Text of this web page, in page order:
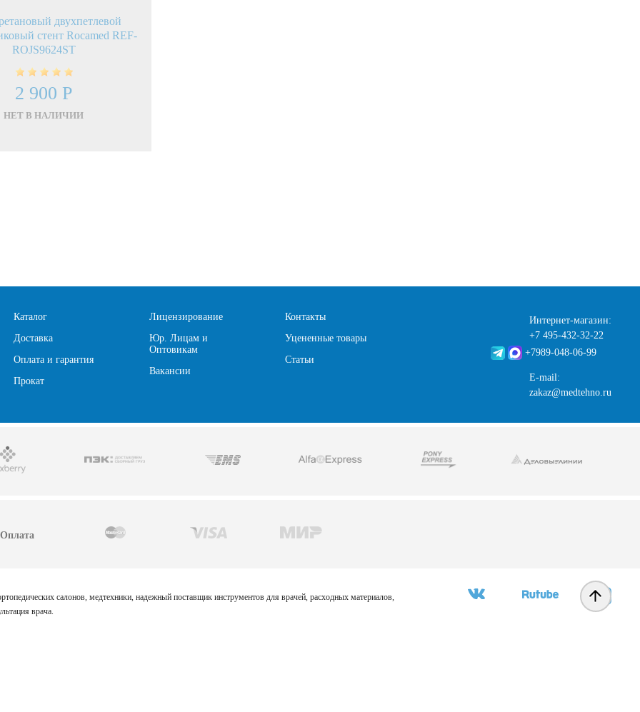
двухпетлевой
стент Rocamed REF-
ROJS9624ST
2 900 Р
НЕТ В НАЛИЧИИ
Каталог
Доставка
Оплата и гарантия
Прокат
Лицензирование
Юр. Лицам и
Оптовикам
Вакансии
Контакты
Уцененные товары
Статьи
Интернет-магазин:
+7 495-432-32-22
+7989-048-06-99
E-mail:
zakaz@medtehno.ru
Оплата
салонов, медтехники, надежный поставщик инструментов для врачей, расходных материалов,
врача.